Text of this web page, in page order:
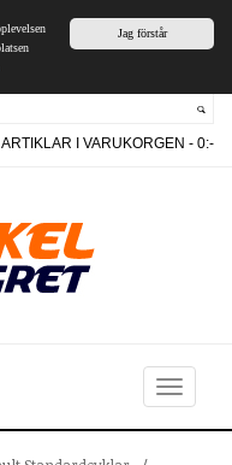
Jag förstår
I VARUKORGEN - 0:-
Toggle
navigation